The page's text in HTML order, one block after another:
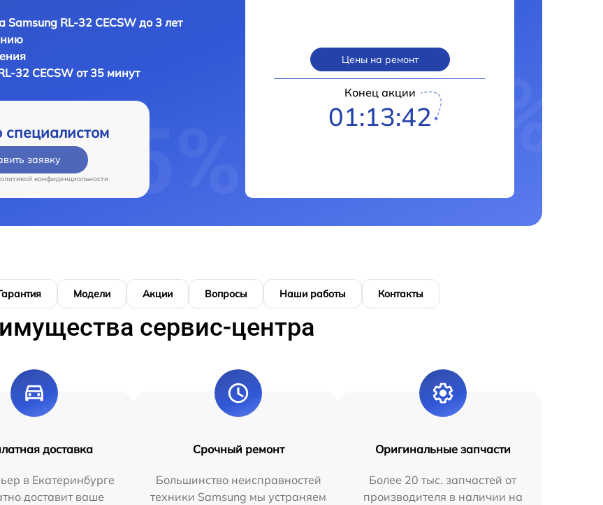
Samsung RL-32 CECSW до 3 лет
32 CECSW от 35 минут
специалистом
заявку
конфиденциальности
Цены на ремонт
Конец акции
01:13:41
Модели Акции Вопросы Наши работы Контакты
сервис-центра
доставка
в Екатеринбурге
доставит ваше
Срочный ремонт
Большинство неисправностей
техники Samsung мы устраняем
Оригинальные запчасти
Более 20 тыс. запчастей от
производителя в наличии на